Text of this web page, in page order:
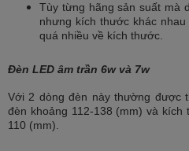
Tùy từng hãng sản suất mà
nhưng kích thước khác
quá nhiều về kích thước.
Đèn LED âm trần 6w và 7w
Với 2 dòng đèn này thường được
đèn khoảng 112-138 (mm) và
110 (mm).